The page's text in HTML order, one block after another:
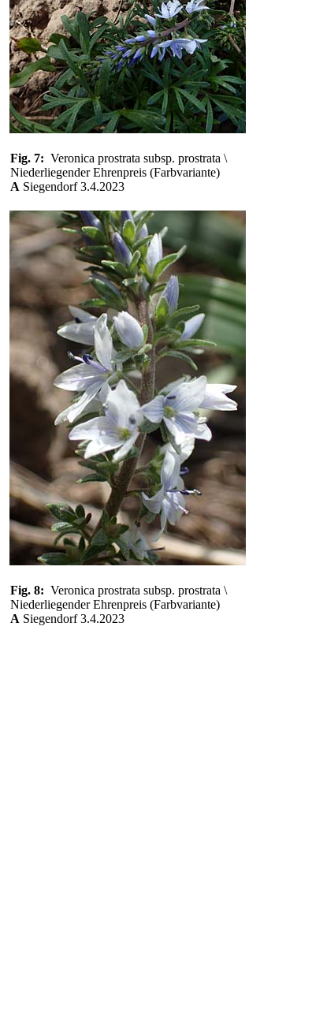
Fig. 7: Veronica prostrata subsp. prostrata \
Niederliegender Ehrenpreis (Farbvariante)
A Siegendorf 3.4.2023
Fig. 8: Veronica prostrata subsp. prostrata \
Niederliegender Ehrenpreis (Farbvariante)
A Siegendorf 3.4.2023